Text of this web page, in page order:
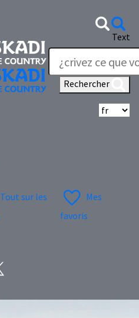
Text
Rechercher
Tout sur les
Mes
favoris